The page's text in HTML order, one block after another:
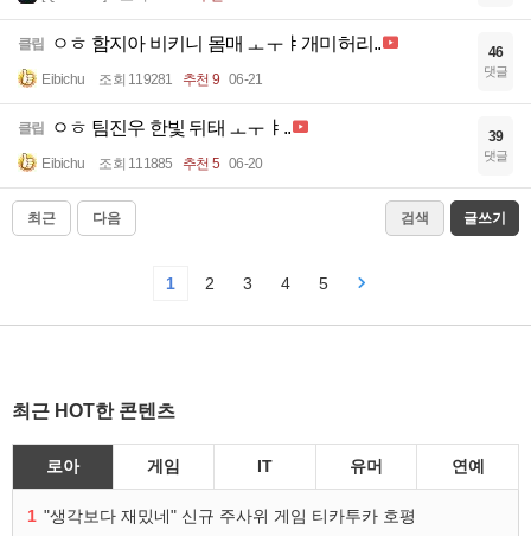
클립 ㅇㅎ 함지아 비키니 몸매 ㅗㅜㅑ개미허리..
Eibichu 조회 119281 추천 9 06-21
46
댓글
클립 ㅇㅎ 팀진우 한빛 뒤태 ㅗㅜㅑ..
Eibichu 조회 111885 추천 5 06-20
39
댓글
최근 다음 검색 글쓰기
1 2 3 4 5
최근 HOT한 콘텐츠
로아 게임 IT 유머 연예
1 "생각보다 재밌네" 신규 주사위 게임 티카투카 호평